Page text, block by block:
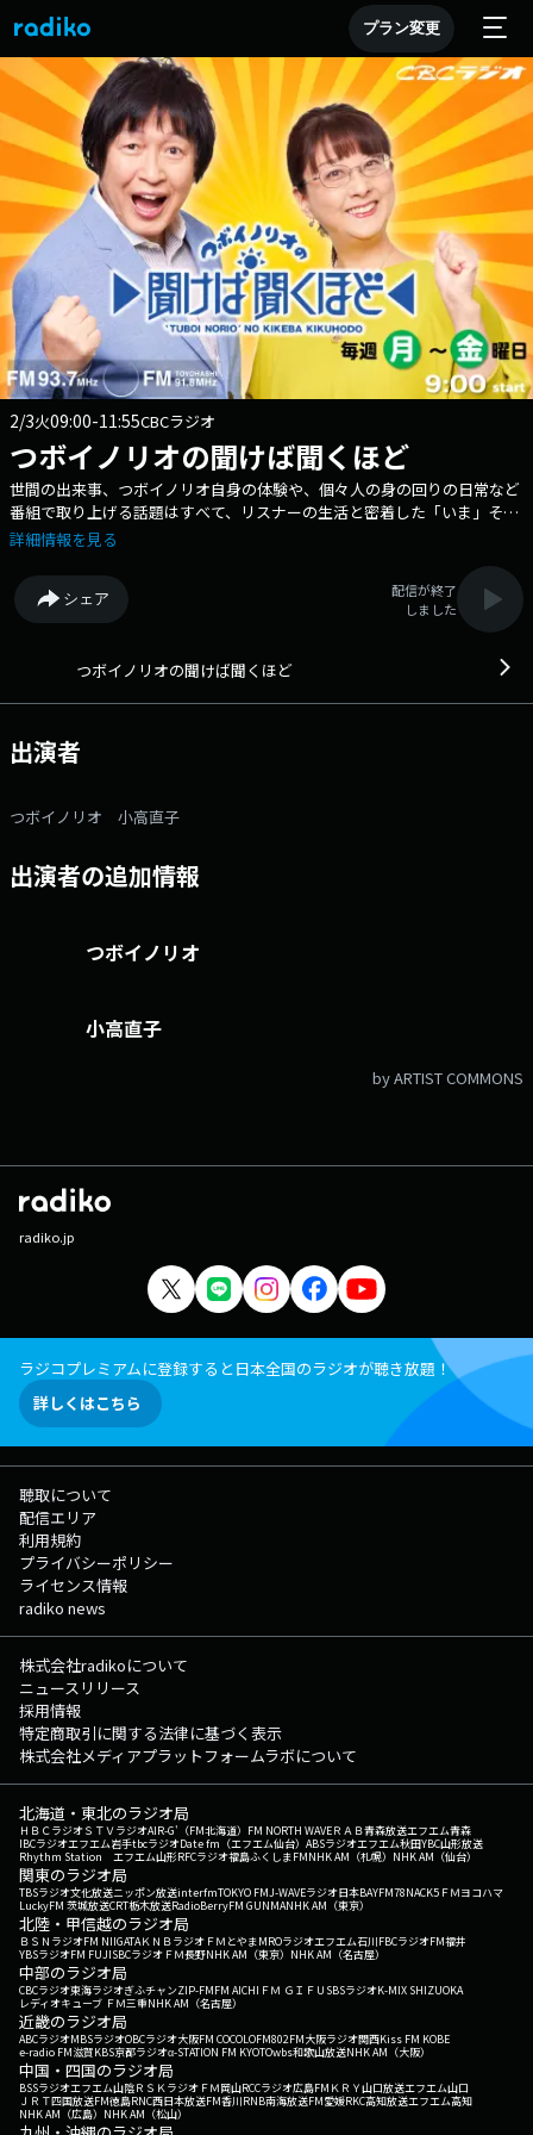
プラン変更
2/3火09:00-11:55CBCラジオ
つボイノリオの聞けば聞くほど
世間の出来事、つボイノリオ自身の体験や、個々人の身の回りの日常など
番組で取り上げる話題はすべて、リスナーの生活と密着した「いま」その
もの。 一緒に聞き、一緒に番組を創っていく。送られてくるおたよりは
て、番組はLIVE感あふれる究極の「井戸端会議」！ パーソナリティは、
名（迷）曲「金太の大冒険」で東海地区ではおなじみのつボイノリオと、
小高直子CBCアナウンサーの名コンビ。 30周年を迎えた長寿番組で
ピはこちら http://hicbc.com/radio/kikeba/cooking/ 番組記事を読む
詳細情報を見る
シェア
配信が終了
しました
つボイノリオの聞けば聞くほど
出演者
つボイノリオ 小高直子
出演者の追加情報
つボイノリオ
小高直子
by ARTIST COMMONS
radiko.jp
ラジコプレミアムに登録すると日本全国のラジオが聴き放題！
詳しくはこちら
聴取について
配信エリア
利用規約
プライバシーポリシー
ライセンス情報
radiko news
株式会社radikoについて
ニュースリリース
採用情報
特定商取引に関する法律に基づく表示
株式会社メディアプラットフォームラボについて
北海道・東北のラジオ局
ＨＢＣラジオＳＴＶラジオAIR-G'（FM北海道） FM NORTH WAVEＲＡＢ青森放送エフエム青森
IBCラジオエフエム岩手tbcラジオDate fm（エフエム仙台） ABSラジオエフエム秋田YBC山形放送
Rhythm Station エフエム山形RFCラジオ福島ふくしまFMNHK AM（札幌） NHK AM（仙台）
関東のラジオ局
TBSラジオ文化放送ニッポン放送interfmTOKYO FMJ-WAVEラジオ日本BAYFM78NACK5 ＦＭヨコハマ
LuckyFM 茨城放送CRT栃木放送RadioBerryFM GUNMANHK AM（東京）
北陸・甲信越のラジオ局
ＢＳＮラジオFM NIIGATAＫＮＢラジオ ＦＭとやまMROラジオエフエム石川FBCラジオFM福井
YBSラジオFM FUJISBCラジオ ＦＭ長野NHK AM（東京） NHK AM（名古屋）
中部のラジオ局
CBCラジオ東海ラジオぎふチャンZIP-FMFM AICHI ＦＭ ＧＩＦＵ SBSラジオK-MIX SHIZUOKA
レディオキューブ ＦＭ三重NHK AM（名古屋）
近畿のラジオ局
ABCラジオMBSラジオOBCラジオ大阪FM COCOLOFM802FM大阪ラジオ関西Kiss FM KOBE
e-radio FM滋賀KBS京都ラジオα-STATION FM KYOTOwbs和歌山放送NHK AM（大阪）
中国・四国のラジオ局
BSSラジオエフエム山陰ＲＳＫラジオ ＦＭ岡山RCCラジオ広島FM ＫＲＹ山口放送エフエム山口
ＪＲＴ四国放送FM徳島RNC西日本放送FM香川RNB南海放送FM愛媛RKC高知放送エフエム高知
NHK AM（広島） NHK AM（松山）